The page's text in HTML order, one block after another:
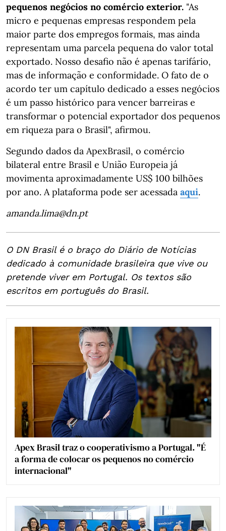
pequenos negócios no comércio exterior. "As
micro e pequenas empresas respondem pela
maior parte dos empregos formais, mas ainda
representam uma parcela pequena do valor total
exportado. Nosso desafio não é apenas tarifário,
mas de informação e conformidade. O fato de o
acordo ter um capítulo dedicado a esses negócios
é um passo histórico para vencer barreiras e
transformar o potencial exportador dos pequenos
em riqueza para o Brasil", afirmou.
Segundo dados da ApexBrasil, o comércio
bilateral entre Brasil e União Europeia já
movimenta aproximadamente US$ 100 bilhões
por ano. A plataforma pode ser acessada aqui.
amanda.lima@dn.pt
O DN Brasil é o braço do Diário de Notícias
dedicado à comunidade brasileira que vive ou
pretende viver em Portugal. Os textos são
escritos em português do Brasil.
Apex Brasil traz o cooperativismo a Portugal. "É
a forma de colocar os pequenos no comércio
internacional"